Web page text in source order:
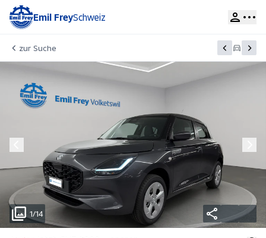
Emil FreySchweiz
zur Suche
1/14